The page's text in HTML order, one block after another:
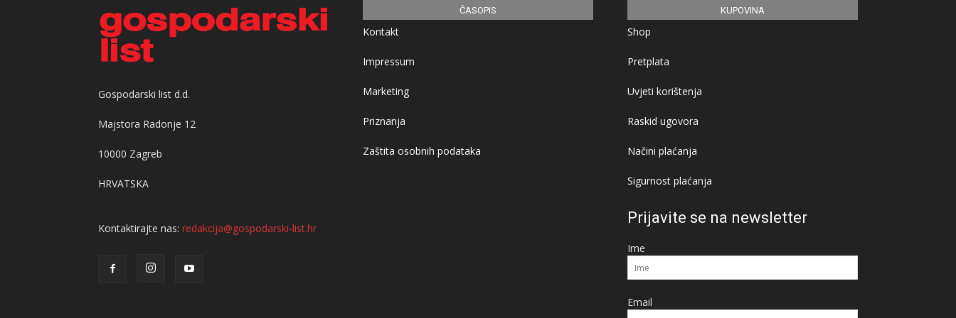
Gospodarski list d.d.
Majstora Radonje 12
10000 Zagreb
HRVATSKA
Kontaktirajte nas: redakcija@gospodarski-list.hr
ČASOPIS
Kontakt
Impressum
Marketing
Priznanja
Zaštita osobnih podataka
KUPOVINA
Shop
Pretplata
Uvjeti korištenja
Raskid ugovora
Načini plaćanja
Sigurnost plaćanja
Prijavite se na newsletter
Ime
Email